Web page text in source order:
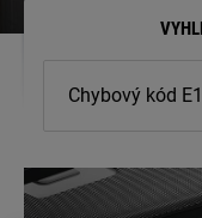
kód
nízká
teplota,